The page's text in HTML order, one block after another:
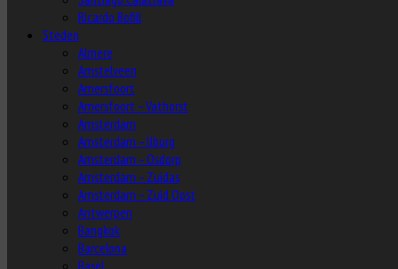
Ricardo Bofill
Steden
Almere
Amstelveen
Amersfoort
Amersfoort – Vathorst
Amsterdam
Amsterdam – IJburg
Amsterdam – Osdorp
Amsterdam – Zuidas
Amsterdam – Zuid Oost
Antwerpen
Bangkok
Barcelona
Basel